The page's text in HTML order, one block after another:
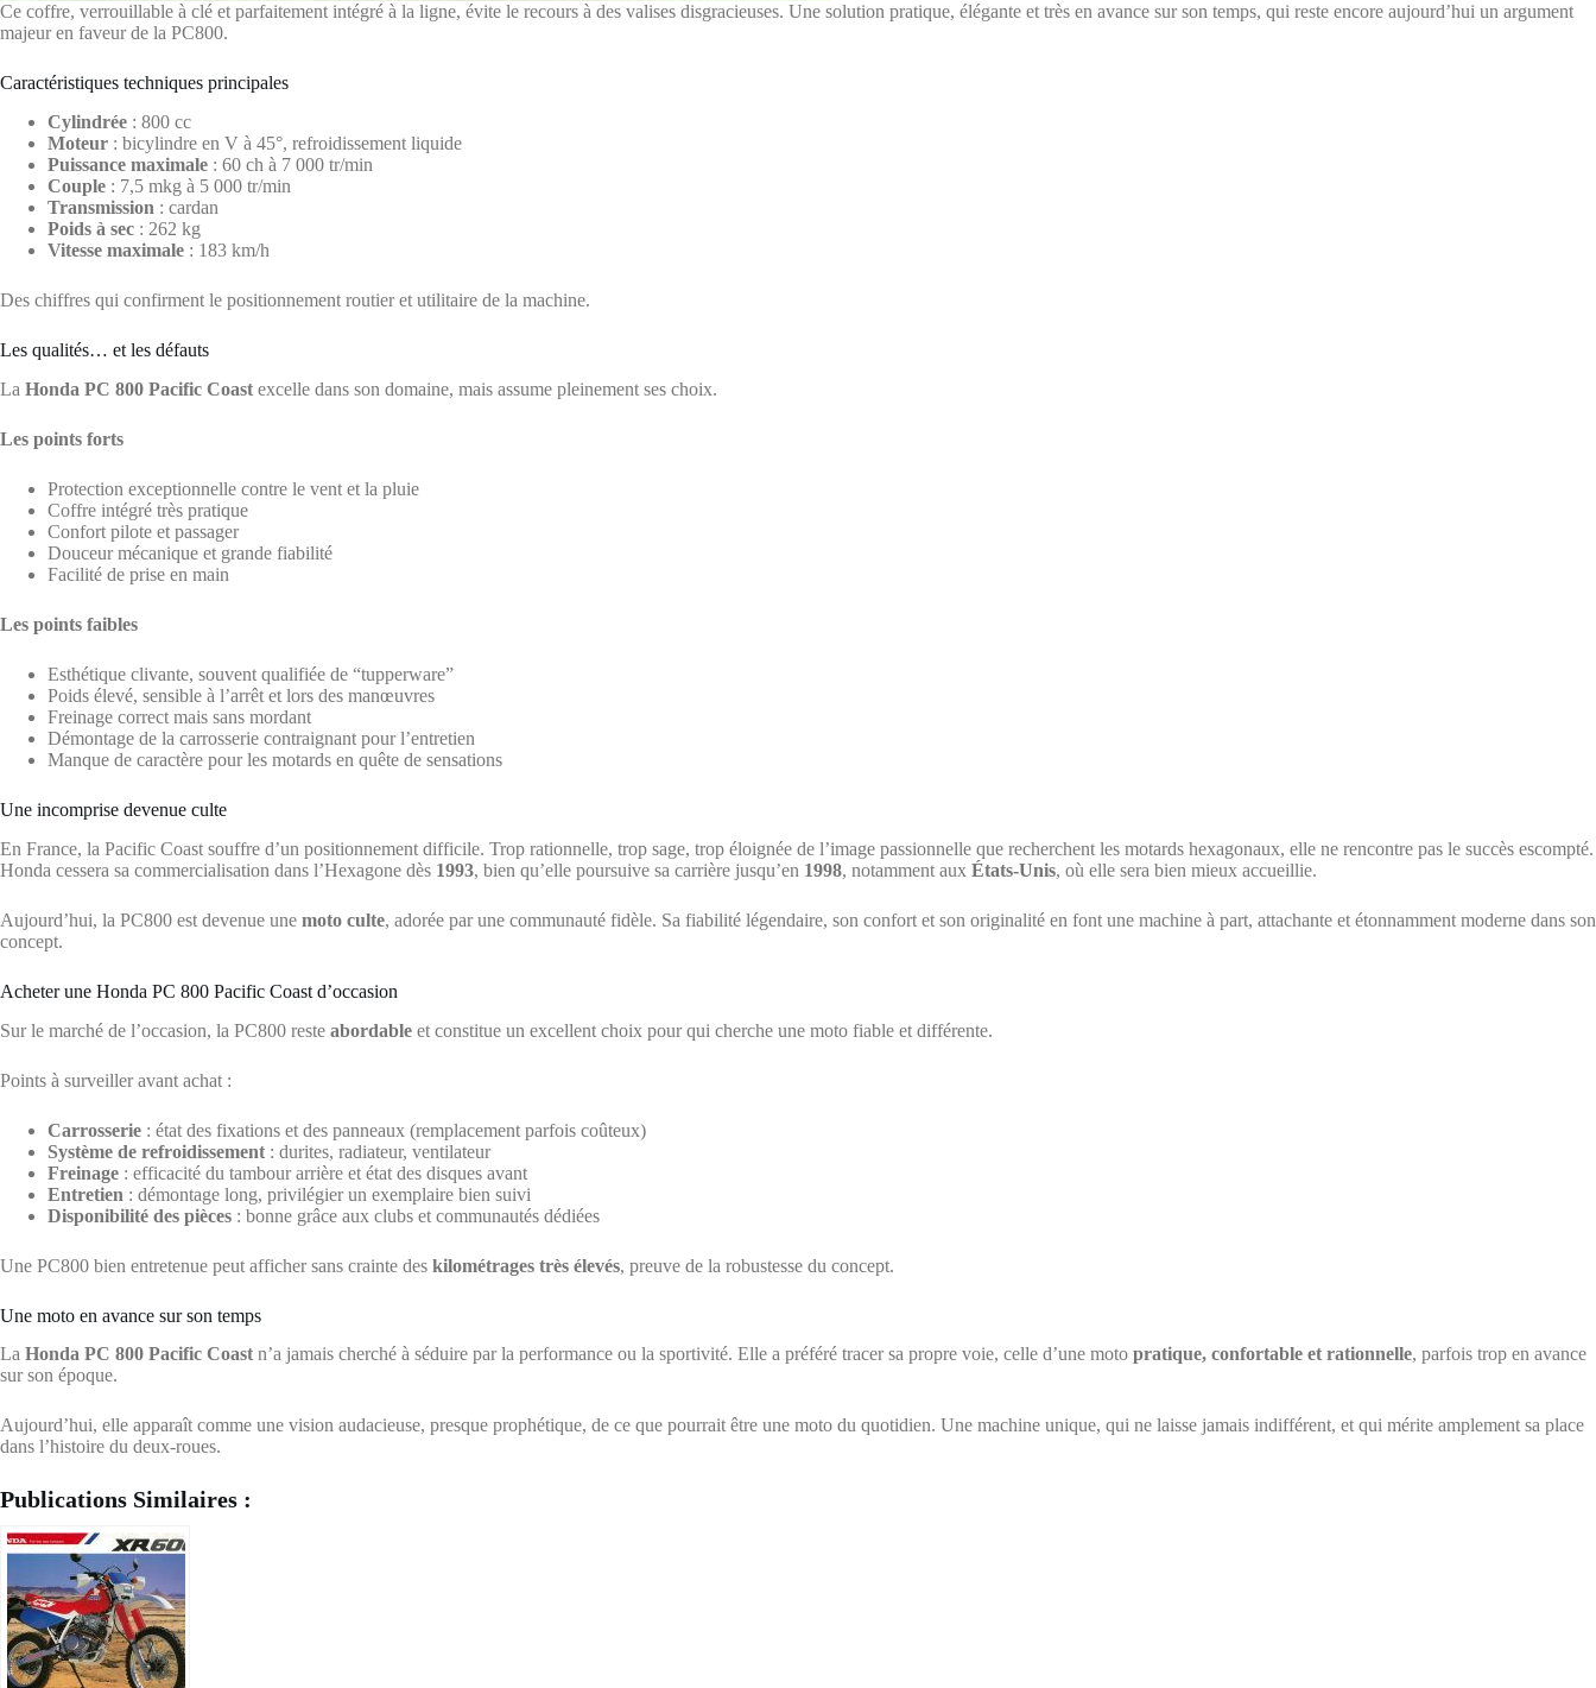
Ce coffre, verrouillable à clé et parfaitement intégré à la ligne, évite le recours à des valises disgracieuses. Une solution pratique, élégante et très en avance sur son temps, qui reste encore aujourd’hui un argument
majeur en faveur de la PC800.
Caractéristiques techniques principales
Cylindrée : 800 cc
Moteur : bicylindre en V à 45°, refroidissement liquide
Puissance maximale : 60 ch à 7 000 tr/min
Couple : 7,5 mkg à 5 000 tr/min
Transmission : cardan
Poids à sec : 262 kg
Vitesse maximale : 183 km/h
Des chiffres qui confirment le positionnement routier et utilitaire de la machine.
Les qualités… et les défauts
La Honda PC 800 Pacific Coast excelle dans son domaine, mais assume pleinement ses choix.
Les points forts
Protection exceptionnelle contre le vent et la pluie
Coffre intégré très pratique
Confort pilote et passager
Douceur mécanique et grande fiabilité
Facilité de prise en main
Les points faibles
Esthétique clivante, souvent qualifiée de “tupperware”
Poids élevé, sensible à l’arrêt et lors des manœuvres
Freinage correct mais sans mordant
Démontage de la carrosserie contraignant pour l’entretien
Manque de caractère pour les motards en quête de sensations
Une incomprise devenue culte
En France, la Pacific Coast souffre d’un positionnement difficile. Trop rationnelle, trop sage, trop éloignée de l’image passionnelle que recherchent les motards hexagonaux, elle ne rencontre pas le succès escompté.
Honda cessera sa commercialisation dans l’Hexagone dès 1993, bien qu’elle poursuive sa carrière jusqu’en 1998, notamment aux États-Unis, où elle sera bien mieux accueillie.
Aujourd’hui, la PC800 est devenue une moto culte, adorée par une communauté fidèle. Sa fiabilité légendaire, son confort et son originalité en font une machine à part, attachante et étonnamment moderne dans son
concept.
Acheter une Honda PC 800 Pacific Coast d’occasion
Sur le marché de l’occasion, la PC800 reste abordable et constitue un excellent choix pour qui cherche une moto fiable et différente.
Points à surveiller avant achat :
Carrosserie : état des fixations et des panneaux (remplacement parfois coûteux)
Système de refroidissement : durites, radiateur, ventilateur
Freinage : efficacité du tambour arrière et état des disques avant
Entretien : démontage long, privilégier un exemplaire bien suivi
Disponibilité des pièces : bonne grâce aux clubs et communautés dédiées
Une PC800 bien entretenue peut afficher sans crainte des kilométrages très élevés, preuve de la robustesse du concept.
Une moto en avance sur son temps
La Honda PC 800 Pacific Coast n’a jamais cherché à séduire par la performance ou la sportivité. Elle a préféré tracer sa propre voie, celle d’une moto pratique, confortable et rationnelle, parfois trop en avance
sur son époque.
Aujourd’hui, elle apparaît comme une vision audacieuse, presque prophétique, de ce que pourrait être une moto du quotidien. Une machine unique, qui ne laisse jamais indifférent, et qui mérite amplement sa place
dans l’histoire du deux-roues.
Publications Similaires :